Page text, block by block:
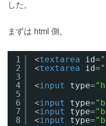
した。
まずは html 側。
1
2
3
4
5
6
7
8
<textarea id=
<textarea id=
<input type=
<input type=
<input type=
<input type=